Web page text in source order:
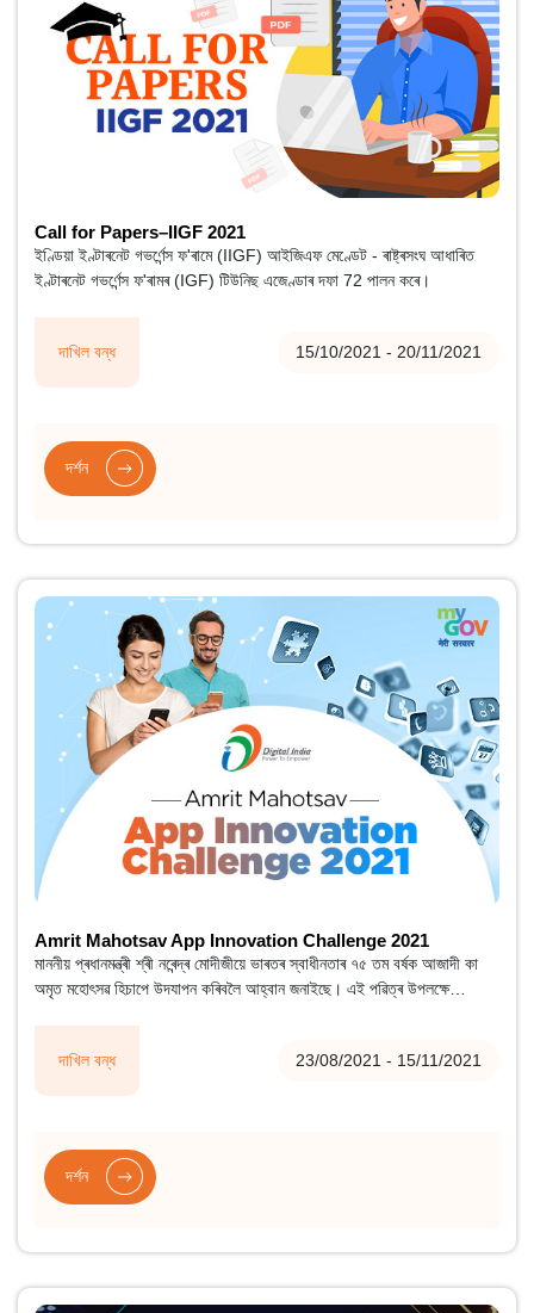
দাখিল বন্ধ 15/10/2021 - 20/11/2021
Call for Papers–IIGF 2021
ইণ্ডিয়া ইণ্টাৰনেট গভৰ্ণেন্স ফ'ৰামে (IIGF) আইজিএফ মেণ্ডেট - ৰাষ্ট্ৰসংঘ আধাৰিত
ইণ্টাৰনেট গভৰ্ণেন্স ফ'ৰামৰ (IGF) টিউনিছ এজেণ্ডাৰ দফা 72 পালন কৰে।
দৰ্শন
দাখিল বন্ধ 23/08/2021 - 15/11/2021
Amrit Mahotsav App Innovation Challenge 2021
মাননীয় প্ৰধানমন্ত্ৰী শ্ৰী নৰেন্দ্ৰ মোদীজীয়ে ভাৰতৰ স্বাধীনতাৰ ৭৫ তম বৰ্ষক আজাদী কা
অমৃত মহোৎসৱ হিচাপে উদযাপন কৰিবলৈ আহ্বান জনাইছে। এই পৱিত্ৰ উপলক্ষে
দৰ্শন